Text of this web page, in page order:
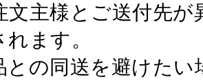
文主様とご送付先
ます。
との同送を避けた